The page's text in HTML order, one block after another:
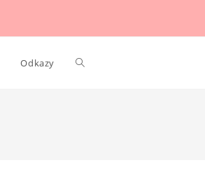
Odkazy